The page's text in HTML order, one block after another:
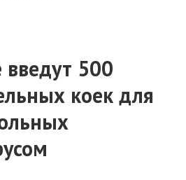
введут 500
коек для